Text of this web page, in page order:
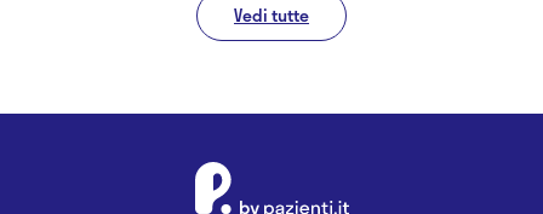
Vedi tutte